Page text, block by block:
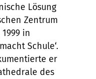
Lösung
Zentrum
in
Schule‘.
er
des